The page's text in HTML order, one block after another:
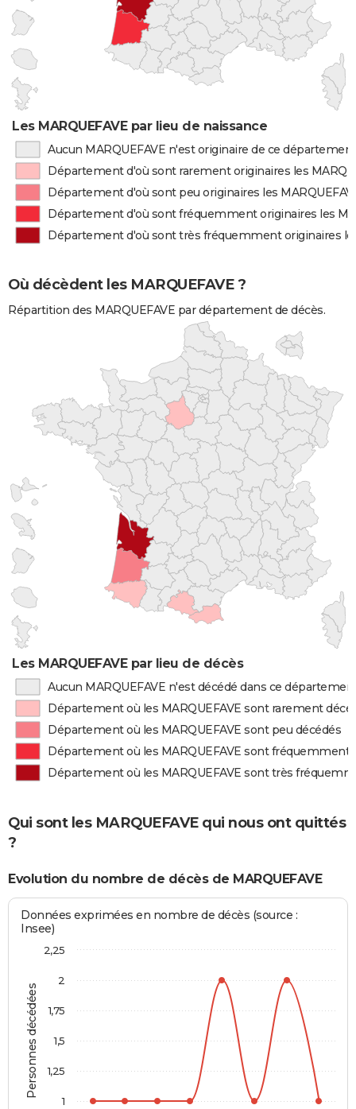
Les MARQUEFAVE par lieu de naissance
Aucun MARQUEFAVE n'est originaire de ce département
Département d'où sont rarement originaires les
Département d'où sont peu originaires les
Département d'où sont fréquemment originaires les
Département d'où sont très fréquemment originaires
Où décèdent les MARQUEFAVE ?
Répartition des MARQUEFAVE par département de décès.
Les MARQUEFAVE par lieu de décès
Aucun MARQUEFAVE n'est décédé dans ce
Département où les MARQUEFAVE sont rarement
Département où les MARQUEFAVE sont peu décédés
Département où les MARQUEFAVE sont fréquemment
Département où les MARQUEFAVE sont très
Qui sont les MARQUEFAVE qui nous ont quittés
?
Evolution du nombre de décès de MARQUEFAVE
Personnes décédées
Données exprimées en nombre de décès (source :
Insee)
1
1,25
1,5
1,75
2
2,25